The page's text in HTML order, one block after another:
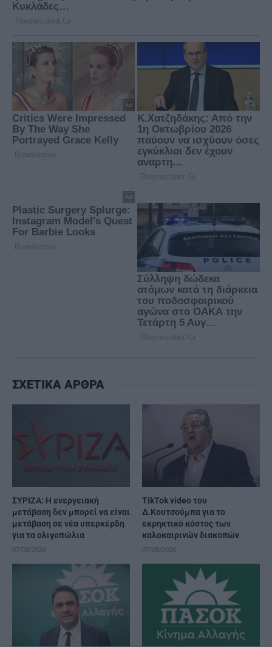
ΣΧΕΤΙΚΑ ΑΡΘΡΑ
ΣΥΡΙΖΑ: Η ενεργειακή
μετάβαση δεν μπορεί να είναι
μετάβαση σε νέα υπερκέρδη
για τα ολιγοπώλια
07/08/2026
TikTok video του
Δ.Κουτσούμπα για το
εκρηκτικό κόστος των
καλοκαιρινών διακοπών
07/08/2026